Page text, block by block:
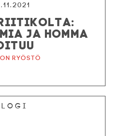
JA HOMMA
on ryöstö